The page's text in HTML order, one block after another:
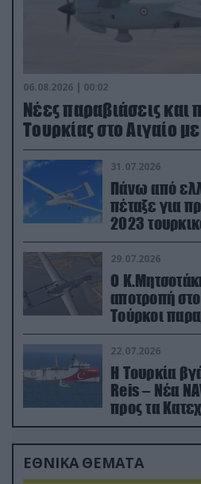
06.08.2026 | 00:02
Νέες παραβιάσεις και
Τουρκίας στο Αιγαίο με
31.07.2026
Πάνω από
πέταξε για
2023
29.07.2026
Ο
αποτροπή
Τούρκοι
drone
22.07.2026
Η Τουρκία
Reis – Νέα
προς τα
ΕΘΝΙΚΑ ΘΕΜΑΤΑ